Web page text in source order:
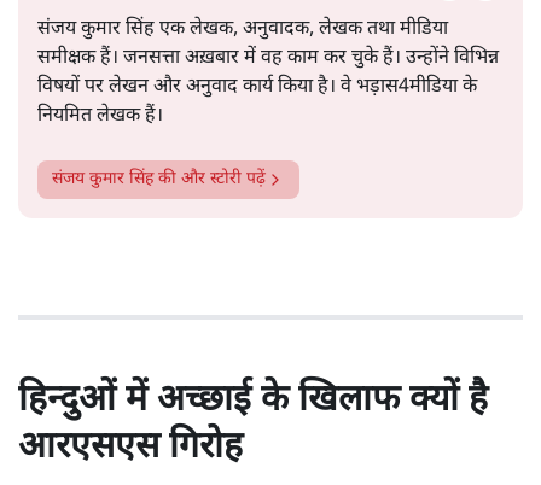
संजय कुमार सिंह एक लेखक, अनुवादक, लेखक तथा मीडिया
समीक्षक हैं। जनसत्ता अख़बार में वह काम कर चुके हैं। उन्होंने विभिन्न
विषयों पर लेखन और अनुवाद कार्य किया है। वे भड़ास4मीडिया के
नियमित लेखक हैं।
संजय कुमार सिंहकी और स्टोरी पढ़ें
हिन्दुओं में अच्छाई के खिलाफ क्यों है
आरएसएस गिरोह